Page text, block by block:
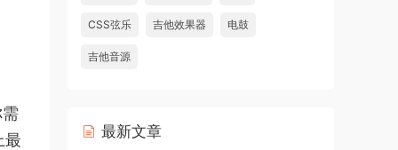
最
CSS弦乐 吉他效果器 电鼓
吉他音源
最新文章